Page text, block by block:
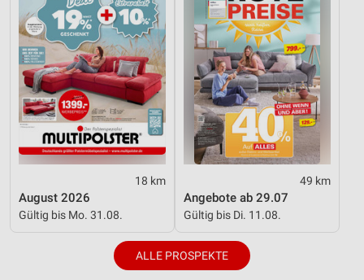
18 km
August 2026
Gültig bis Mo. 31.08.
49 km
Angebote ab 29.07
Gültig bis Di. 11.08.
ALLE PROSPEKTE